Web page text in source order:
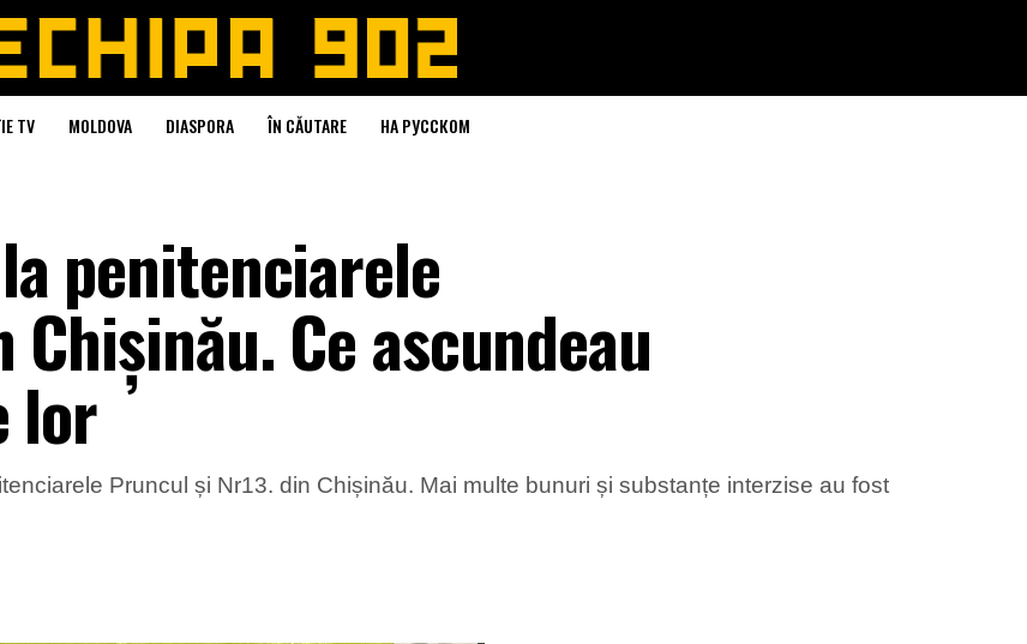
TV MOLDOVA DIASPORA ÎN CĂUTARE НА РУССКОМ
penitenciarele
Ce ascundeau
lor
Pruncul și Nr13. din Chișinău. Mai multe bunuri și substanțe interzise au fost